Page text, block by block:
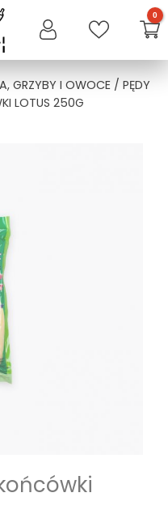
GRZYBY I OWOCE/ PĘDY
LOTUS 250G